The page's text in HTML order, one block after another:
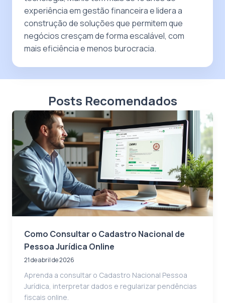
experiência em gestão financeira e lidera a
construção de soluções que permitem que
negócios cresçam de forma escalável, com
mais eficiência e menos burocracia.
Posts Recomendados
Como Consultar o Cadastro Nacional de
Pessoa Jurídica Online
21 de abril de 2026
Aprenda a consultar o Cadastro Nacional Pessoa
Jurídica, interpretar dados e regularizar pendências
fiscais online.